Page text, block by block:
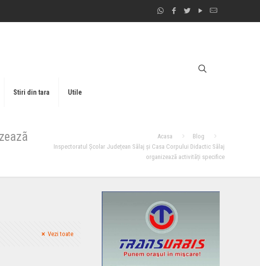
Stiri din tara Utile
Acasa
Blog
Inspectoratul Școlar Județean Sãlaj și Casa Corpului Didactic Sãlaj
organizeazã activitãți specifice
Vezi toate